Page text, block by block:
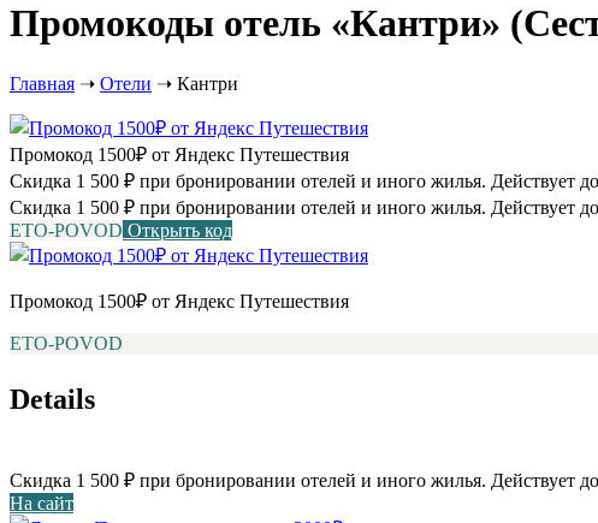
Промокоды отель «Кантри»
Главная ➝ Отели ➝ Кантри
Промокод 1500₽ от Яндекс Путешествия
Скидка 1 500 ₽ при бронировании отелей и иного жилья. Действует до
Скидка 1 500 ₽ при бронировании отелей и иного жилья. Действует
ETO-POVOD Открыть код
Промокод 1500₽ от Яндекс Путешествия
ETO-POVOD
Details
Скидка 1 500 ₽ при бронировании отелей и иного жилья. Действует
На сайт